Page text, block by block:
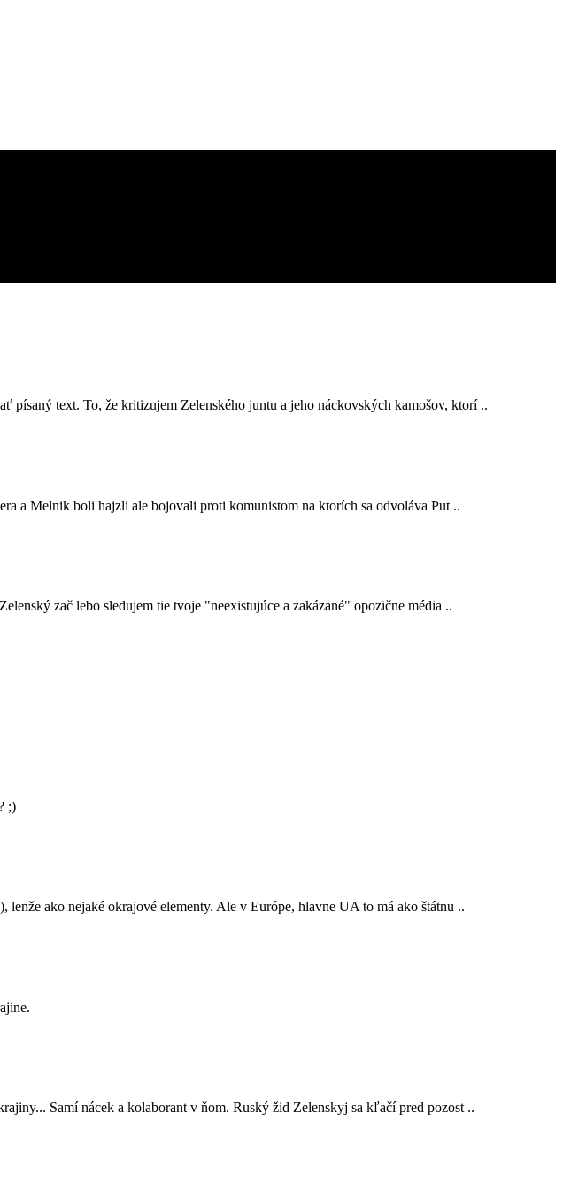
písaný text. To, že kritizujem Zelenského juntu a jeho náckovských kamošov, ktorí ..
a Melnik boli hajzli ale bojovali proti komunistom na ktorích sa odvoláva Put ..
zač lebo sledujem tie tvoje "neexistujúce a zakázané" opozične média ..
;)
ako nejaké okrajové elementy. Ale v Európe, hlavne UA to má ako štátnu ..
Samí nácek a kolaborant v ňom. Ruský žid Zelenskyj sa kľačí pred pozost ..